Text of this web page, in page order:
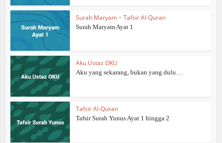
Surah Maryam • Tafsir Al-Quran
Surah Maryam Ayat 1
Aku Ustaz OKU
Aku yang sekarang, bukan yang dulu…
Tafsir Al-Quran
Tafsir Surah Yunus Ayat 1 hingga 2